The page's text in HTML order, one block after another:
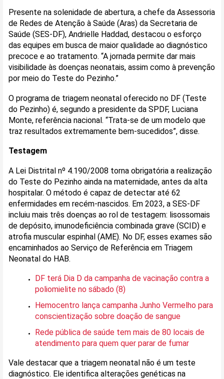
Presente na solenidade de abertura, a chefe da Assessoria
de Redes de Atenção à Saúde (Aras) da Secretaria de
Saúde (SES-DF), Andrielle Haddad, destacou o esforço
das equipes em busca de maior qualidade ao diagnóstico
precoce e ao tratamento. “A jornada permite dar mais
visibilidade às doenças neonatais, assim como à prevenção
por meio do Teste do Pezinho.”
O programa de triagem neonatal oferecido no DF (Teste
do Pezinho) é, segundo a presidente da SPDF, Luciana
Monte, referência nacional. “Trata-se de um modelo que
traz resultados extremamente bem-sucedidos”, disse.
Testagem
A Lei Distrital nº 4.190/2008 torna obrigatória a realização
do Teste do Pezinho ainda na maternidade, antes da alta
hospitalar. O método é capaz de detectar até 62
enfermidades em recém-nascidos. Em 2023, a SES-DF
incluiu mais três doenças ao rol de testagem: lisossomais
de depósito, imunodeficiência combinada grave (SCID) e
atrofia muscular espinhal (AME). No DF, esses exames são
encaminhados ao Serviço de Referência em Triagem
Neonatal do HAB.
DF terá Dia D da campanha de vacinação contra a
poliomielite no sábado (8)
Hemocentro lança campanha Junho Vermelho para
conscientização sobre doação de sangue
Rede pública de saúde tem mais de 80 locais de
atendimento para quem quer parar de fumar
Vale destacar que a triagem neonatal não é um teste
diagnóstico. Ele identifica alterações genéticas na